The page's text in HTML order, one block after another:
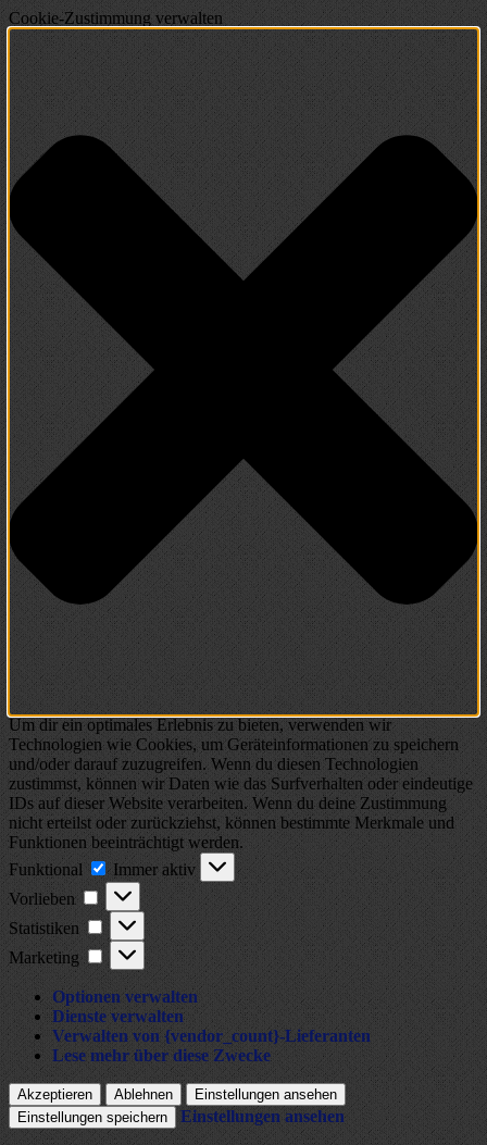
Cookie-Zustimmung verwalten
Um dir ein optimales Erlebnis zu bieten, verwenden wir
Technologien wie Cookies, um Geräteinformationen zu speichern
und/oder darauf zuzugreifen. Wenn du diesen Technologien
zustimmst, können wir Daten wie das Surfverhalten oder eindeutige
IDs auf dieser Website verarbeiten. Wenn du deine Zustimmung
nicht erteilst oder zurückziehst, können bestimmte Merkmale und
Funktionen beeinträchtigt werden.
Funktional
Funktional
Immer aktiv
Vorlieben
Vorlieben
Statistiken Statistiken
Marketing Marketing
Optionen verwalten
Dienste verwalten
Verwalten von {vendor_count}-Lieferanten
Lese mehr über diese Zwecke
Akzeptieren Ablehnen
Einstellungen ansehen
Einstellungen speichern
Einstellungen ansehen